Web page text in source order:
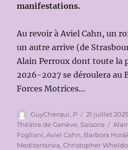
manifestations.
Au revoir à Aviel Cahn, un
un autre arrive (de
Alain Perroux dont toute la
2026-2027 se déroulera au
Forces Motrices…
Auteur
GuyCherqui_P
Publié
le
21 juillet 2025
Théâtre de Genève, Saisons
Fogliani,Aviel Cahn, Barbora
Mediterranea,Christopher